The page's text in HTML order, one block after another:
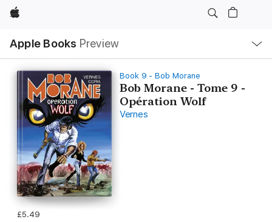
Apple
Apple Books Preview
Nav
Open
Menu
Book 9 - Bob Morane
Bob Morane - Tome 9 -
Opération Wolf
Vernes
£5.49